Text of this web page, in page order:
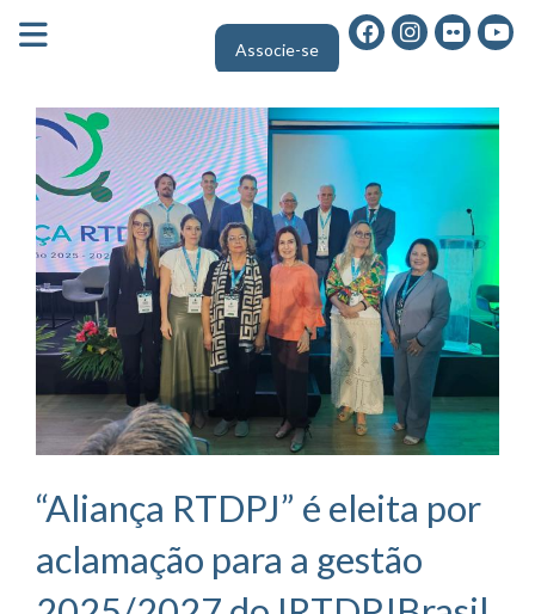
FECHA MENU
Associe-se
“Aliança RTDPJ” é eleita por
aclamação para a gestão